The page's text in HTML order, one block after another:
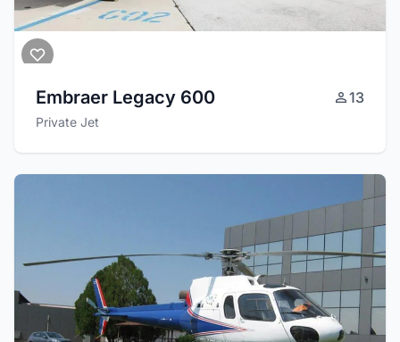
Embraer Legacy 600 13
Private Jet